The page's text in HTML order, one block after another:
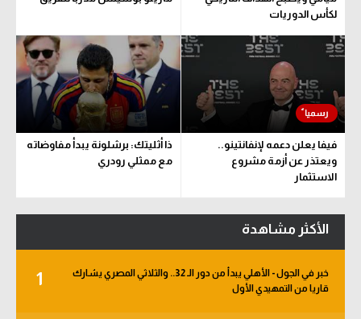
لكأس الدوريات
فيفا يعلن دعمه لإنفانتينو..
ويعتذر عن أزمة مشروع
الاستثمار
ذا أثليتك: برشلونة يبدأ مفاوضاته
مع ممثلي رودري
الأكثر مشاهدة
1
خبر في الجول - الأهلي يبدأ من دور الـ 32.. والثلاثي المصري يشارك
قاريا من التمهيدي الأول